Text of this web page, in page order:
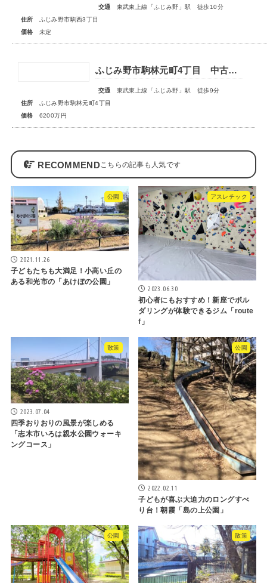
交通
東武東上線「ふじみ野」駅 徒歩10分
住所
ふじみ野市駒西3丁目
価格
未定
ふじみ野市駒林元町4丁目 中古一戸建住宅
交通
東武東上線「ふじみ野」駅 徒歩9分
住所
ふじみ野市駒林元町4丁目
価格
6200万円
RECOMMEND
公園
2021.11.26
子どもたちも大満足！小高い丘の
ある和光市の「あけぼの公園」
アスレチック
2023.06.30
初心者にもおすすめ！新座でボル
ダリングが体験できるジム「route
f」
散策
2023.07.04
四季おりおりの風景が楽しめる
「志木市いろは親水公園ウォーキ
ングコース」
公園
2022.02.11
子どもが喜ぶ大迫力のロングすべ
り台！朝霞「島の上公園」
公園 散策